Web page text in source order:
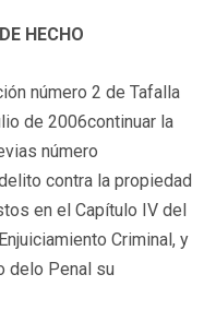
HECHO
número 2 de Tafalla
de 2006continuar la
número
contra la propiedad
en el Capítulo IV del
Criminal, y
delo Penal su